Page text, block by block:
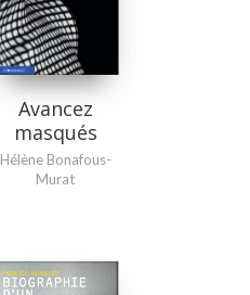
Avancez
masqués
Hélène Bonafous-
Murat